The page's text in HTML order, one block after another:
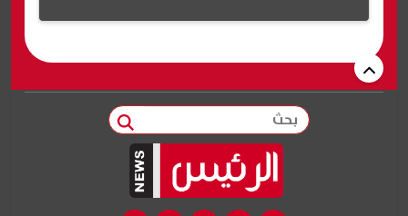
بحث